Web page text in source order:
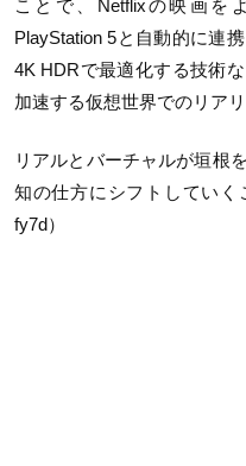
ことで、Netflixの映画を
PlayStation 5と自動的に連
4K HDRで最適化する技術
加速する仮想世界でのリア
リアルとバーチャルが垣根
知の仕方にシフトしていく
fy7d）